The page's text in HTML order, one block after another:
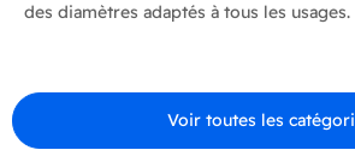
des diamètres adaptés à tous les usages.
Voir toutes les